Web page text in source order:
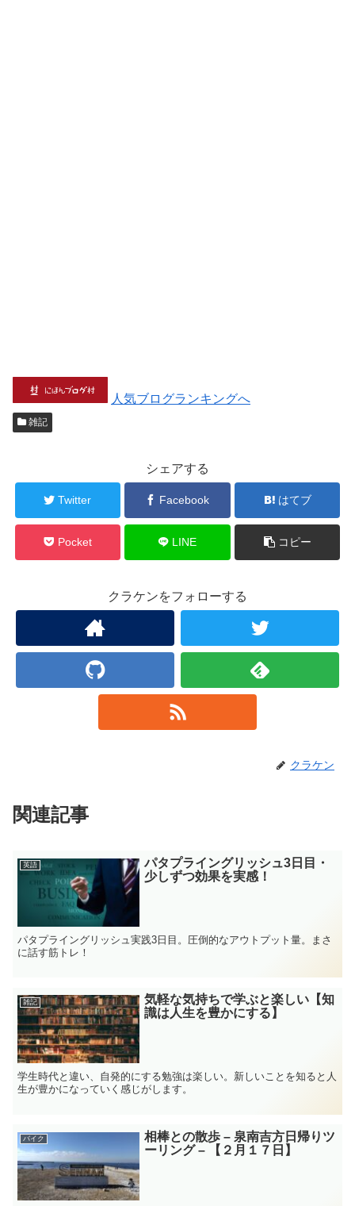
人気ブログランキングへ
雑記
シェアする
Twitter Facebook はてブ
Pocket LINE コピー
クラケンをフォローする
クラケン
関連記事
英語
パタプライングリッシュ3日目・
少しずつ効果を実感！
パタプライングリッシュ実践3日目。圧倒的なアウトプット量。まさ
に話す筋トレ！
雑記
気軽な気持ちで学ぶと楽しい【知
識は人生を豊かにする】
学生時代と違い、自発的にする勉強は楽しい。新しいことを知ると人
生が豊かになっていく感じがします。
バイク
相棒との散歩 – 泉南吉方日帰りツ
ーリング – 【２月１７日】